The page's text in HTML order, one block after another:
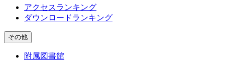
アクセスランキング
ダウンロードランキング
その他
附属図書館